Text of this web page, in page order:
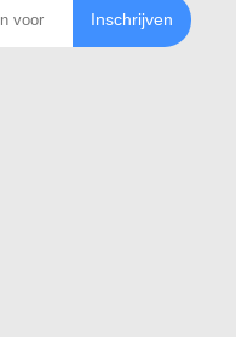
Inschrijven